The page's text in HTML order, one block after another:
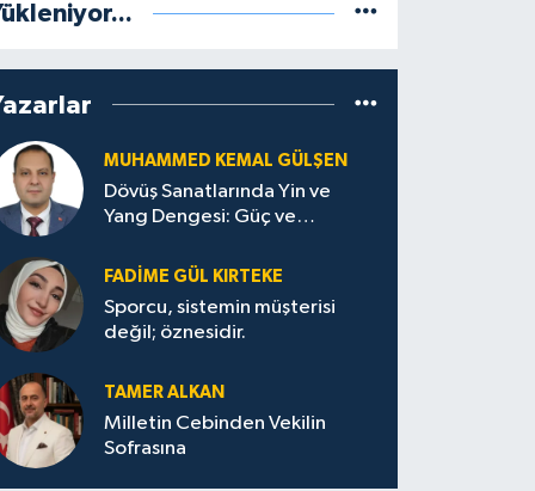
MUHAMMED KEMAL GÜLŞEN
Dövüş Sanatlarında Yin ve
Yang Dengesi: Güç ve
FADIME GÜL KIRTEKE
Sporcu, sistemin müşterisi
değil; öznesidir.
TAMER ALKAN
Milletin Cebinden Vekilin
Sofrasına